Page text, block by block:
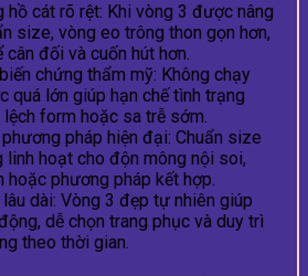
hồ cát rõ rệt: Khi vòng 3 được nâng
size, vòng eo trông thon gọn hơn,
cân đối và cuốn hút hơn.
chứng thẩm mỹ: Không chạy
quá lớn giúp hạn chế tình trạng
lệch form hoặc sa trễ sớm.
phương pháp hiện đại: Chuẩn size
linh hoạt cho độn mông nội soi,
hoặc phương pháp kết hợp.
dài: Vòng 3 đẹp tự nhiên giúp
dễ chọn trang phục và duy trì
theo thời gian.